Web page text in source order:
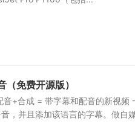
免费开源版）
+合成 = 带字幕和配音的新视频
，并且添加该语言的字幕。做自